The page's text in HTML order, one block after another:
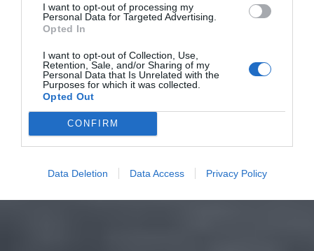
I want to opt-out of processing my
Personal Data for Targeted Advertising.
Opted In
I want to opt-out of Collection, Use,
Retention, Sale, and/or Sharing of my
Personal Data that Is Unrelated with the
Purposes for which it was collected.
Opted Out
CONFIRM
Data Deletion Data Access Privacy Policy